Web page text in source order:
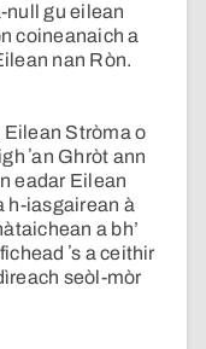
null gu eilean
coineanaich a
nan Ròn.
Eilean Stròma o
ʼan Ghròt ann
eadar Eilean
h-iasgairean à
a bh’
ʼs a ceithir
seòl-mòr